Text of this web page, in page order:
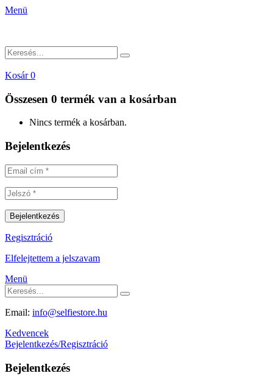
Menü
Kosár 0
Összesen 0 termék van a kosárban
Nincs termék a kosárban.
Bejelentkezés
Regisztráció
Elfelejtettem a jelszavam
Menü
Email: info@selfiestore.hu
Kedvencek
Bejelentkezés/Regisztráció
Bejelentkezés